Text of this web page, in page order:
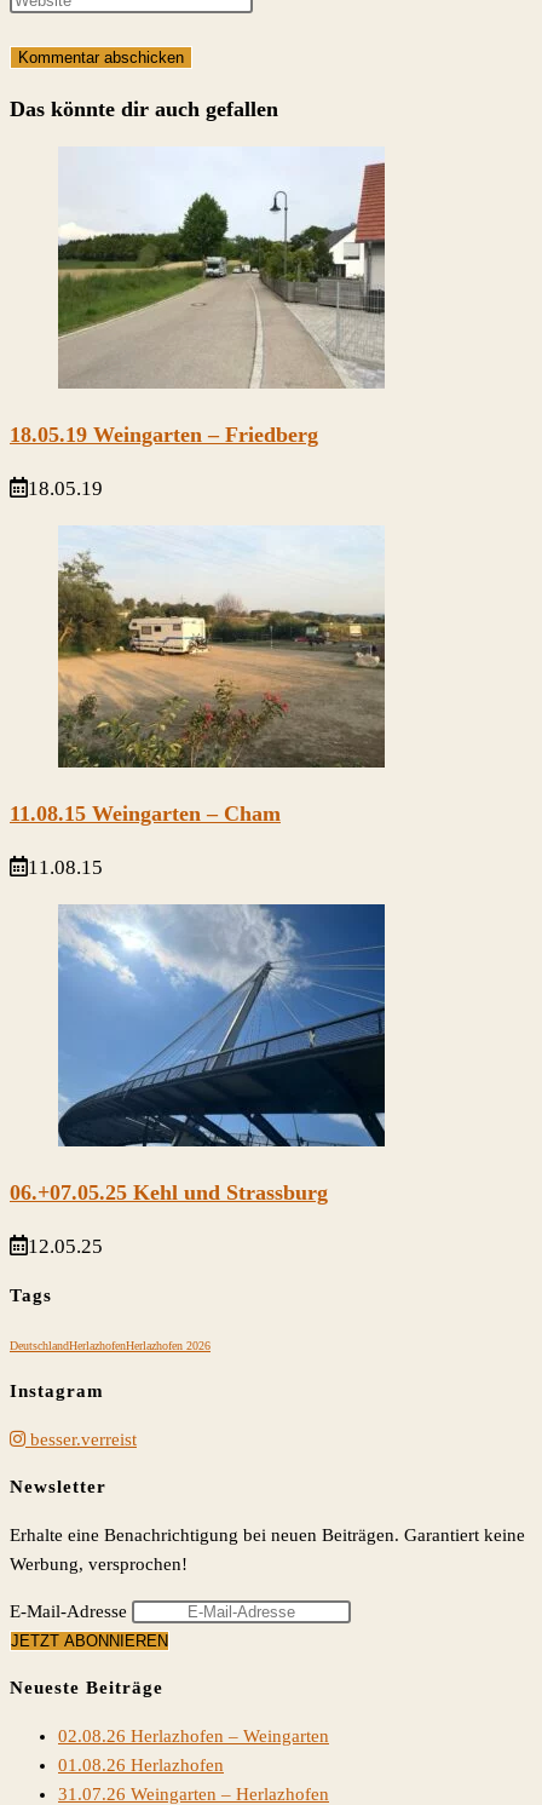
Benutzernamen
zum
Mail-
Adresse
Website-
URL
Das könnte dir auch gefallen
18.05.19 Weingarten – Friedberg
18.05.19
11.08.15 Weingarten – Cham
11.08.15
06.+07.05.25 Kehl und Strassburg
12.05.25
Tags
DeutschlandHerlazhofenHerlazhofen 2026
Instagram
besser.verreist
Newsletter
Erhalte eine Benachrichtigung bei neuen Beiträgen. Garantiert keine
Werbung, versprochen!
E-Mail-Adresse
Neueste Beiträge
02.08.26 Herlazhofen – Weingarten
01.08.26 Herlazhofen
31.07.26 Weingarten – Herlazhofen